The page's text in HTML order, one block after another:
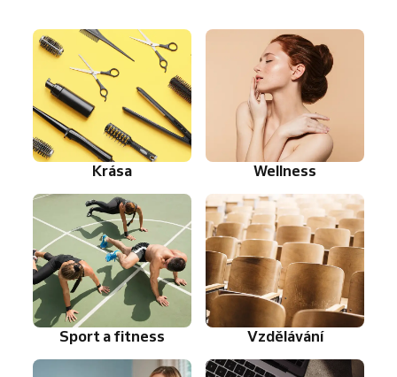
Krása Wellness
Sport a fitness Vzdělávání